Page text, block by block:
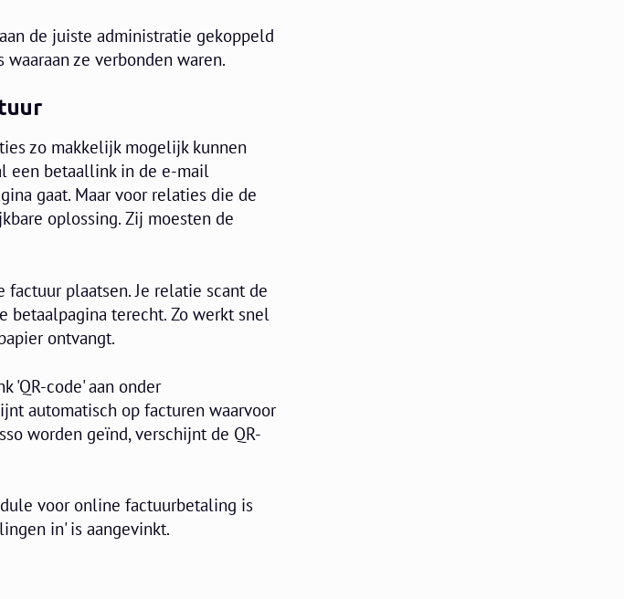
de juiste administratie gekoppeld
ze verbonden waren.
zo makkelijk mogelijk kunnen
een betaallink in de e-mail
gaat. Maar voor relaties die de
oplossing. Zij moesten de
plaatsen. Je relatie scant de
betaalpagina terecht. Zo werkt snel
ontvangt.
'QR-code' aan onder
automatisch op facturen waarvoor
worden geïnd, verschijnt de QR-
voor online factuurbetaling is
in' is aangevinkt.